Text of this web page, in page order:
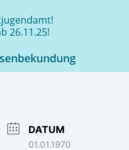
26.11.25!
DATUM
01.01.1970